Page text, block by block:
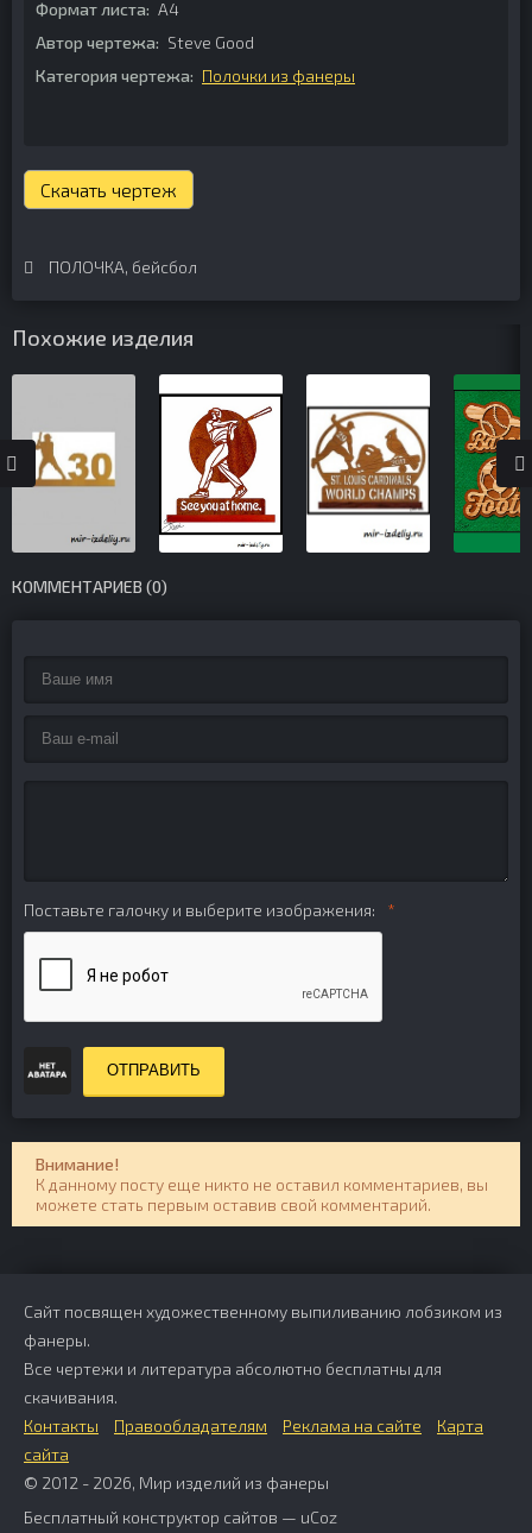
Формат листа: А4
Автор чертежа: Steve Good
Категория чертежа: Полочки из фанеры
Скачать чертеж
ПОЛОЧКА, бейсбол
Похожие изделия
КОММЕНТАРИЕВ (0)
Поставьте галочку и выберите изображения:
ОТПРАВИТЬ
Внимание!
К данному посту еще никто не оставил комментариев, вы
можете стать первым оставив свой комментарий.
Сайт посвящен художественному выпиливанию лобзиком из
фанеры.
Все чертежи и литература абсолютно бесплатны для
скачивания.
Контакты
Правообладателям Реклама на сайте
Карта
сайта
© 2012 - 2026, Мир изделий из фанеры
Бесплатный конструктор сайтов — uCoz